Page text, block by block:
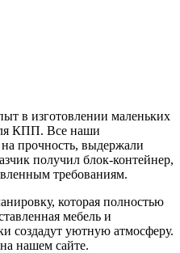
в изготовлении маленьких
КПП. Все наши
прочность, выдержали
получил блок-контейнер,
требованиям.
которая полностью
мебель и
создадут уютную атмосферу.
нашем сайте.